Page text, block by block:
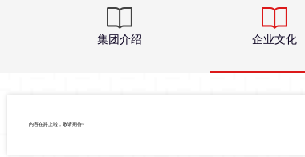
集团介绍 企业文化
内容在路上啦，敬请期待~